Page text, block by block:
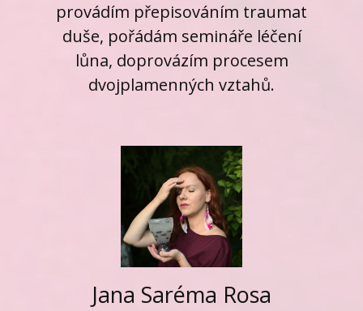
provádím přepisováním traumat
duše, pořádám semináře léčení
lůna, doprovázím procesem
dvojplamenných vztahů.
Jana Saréma Rosa